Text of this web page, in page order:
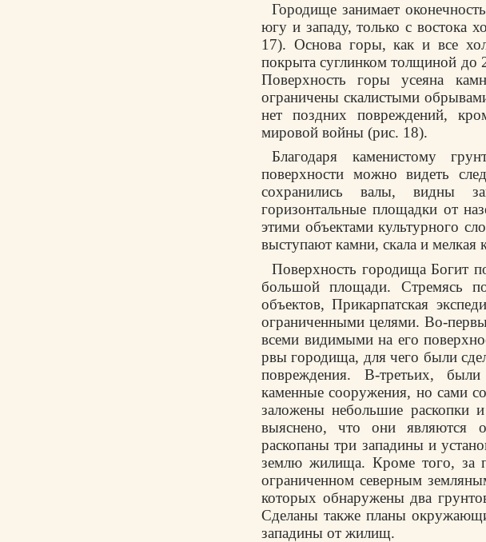
Городище занимает
югу и западу, только с востока
17). Основа горы, как и все
покрыта суглинком толщиной до
Поверхность горы усеяна
ограничены скалистыми
нет поздних повреждений,
мировой войны (рис. 18).
Благодаря каменистому
поверхности можно видеть
сохранились валы, видны
горизонтальные площадки от
этими объектами культурного
выступают камни, скала и мелкая
Поверхность городища Богит
большой площади. Стремясь
объектов, Прикарпатская
ограниченными целями. Во-
всеми видимыми на его
рвы городища, для чего были
повреждения. В-третьих,
каменные сооружения, но сами
заложены небольшие раскопки
выяснено, что они являются
раскопаны три западины и
землю жилища. Кроме того, за
ограниченном северным
которых обнаружены два
Сделаны также планы
западины от жилищ.